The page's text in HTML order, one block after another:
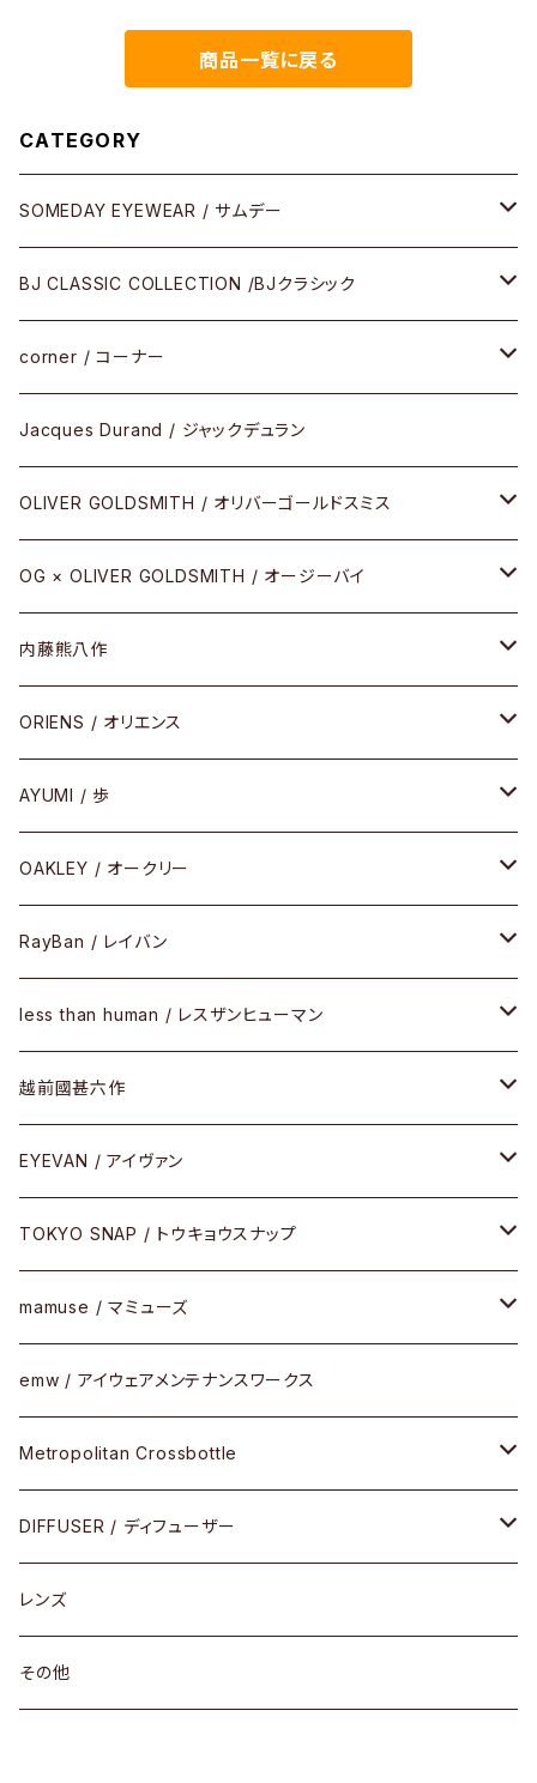
商品一覧に戻る
CATEGORY
SOMEDAY EYEWEAR / サムデー
メガネ
サングラス
アパレル
その他
BJ CLASSIC COLLECTION /BJクラシック
CELLULOID（CRAFTSMAN EDITION）
SHINBARI（CRAFTSMAN EDITION）
URUSHI（CRAFTSMAN EDITION）
REVIVAL EDITION
HEAVY EDITION
COMBI （コンビシリーズ）
PREMIUM（プレミアムシリーズ）
PLASTIC（プラスティックシリーズ）
SIRMONT（サーモントシリーズ）
SUNSHIFT
ケア用品
corner / コーナー
リサーチシリーズ
サブリメイションシリーズ
Jacques Durand / ジャックデュラン
OLIVER GOLDSMITH / オリバーゴールドスミス
メタル
セル
コンビ
OG × OLIVER GOLDSMITH / オージーバイ
メタル
セル
コンビ
内藤熊八作
セル
メタル
コンビ
ORIENS / オリエンス
セルフレーム
メタルフレーム
その他
AYUMI / 歩
セルフレーム
OAKLEY / オークリー
メガネフレーム
サングラス
Frogskins(フロッグスキン )
Latch(ラッチ)
その他
修理
小物
RayBan / レイバン
メガネフレーム
サングラス
その他
less than human / レスザンヒューマン
メガネフレーム
サングラス
その他
越前國甚六作
セルフレーム
メタルフレーム
コンビフレーム
EYEVAN / アイヴァン
メガネ
サングラス
その他
TOKYO SNAP / トウキョウスナップ
セルフレーム
メタルフレーム
コンビネーション
mamuse / マミューズ
セル
メタル
コンビ
emw / アイウェアメンテナンスワークス
Metropolitan Crossbottle
30cm×30cm
18cm×13cm
DIFFUSER / ディフューザー
グラスコード
メガネケース
レンズ
その他